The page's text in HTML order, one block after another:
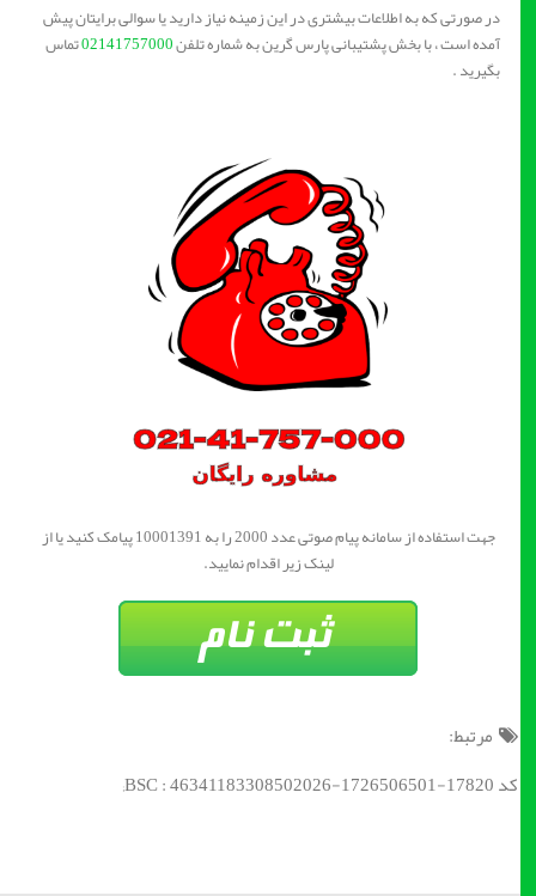
در صورتی که به اطلاعات بیشتری در این زمینه نیاز دارید یا سوالی برایتان پیش
آمده است ، با بخش پشتیبانی پارس گرین به شماره تلفن02141757000تماس
بگیرید .
جهت استفاده از سامانه پیام صوتی عدد 2000 را به 10001391 پیامک کنید یا از
لینک زیر اقدام نمایید.
مرتبط:
کد BSC : 46341183308502026-1726506501-17820;